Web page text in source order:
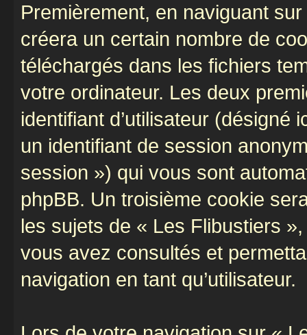
Premièrement, en naviguant
créera un certain nombre de
téléchargés dans les fichiers
votre ordinateur. Les deux
identifiant d’utilisateur (désigné
un identifiant de session
session ») qui vous sont
phpBB. Un troisième cookie
les sujets de « Les Flibustiers
vous avez consultés et
navigation en tant qu’utilisateur.